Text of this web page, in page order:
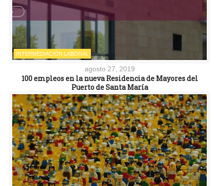
INTERMEDIACIÓN LABORAL
agosto 27, 2019
100 empleos en la nueva Residencia de Mayores del
Puerto de Santa María